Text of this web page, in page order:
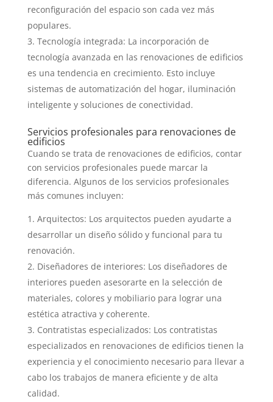
reconfiguración del espacio son cada vez más
populares.
Tecnología integrada: La incorporación de
tecnología avanzada en las renovaciones de edificios
es una tendencia en crecimiento. Esto incluye
sistemas de automatización del hogar, iluminación
inteligente y soluciones de conectividad.
Servicios profesionales para renovaciones de
edificios
Cuando se trata de renovaciones de edificios, contar
con servicios profesionales puede marcar la
diferencia. Algunos de los servicios profesionales
más comunes incluyen:
Arquitectos: Los arquitectos pueden ayudarte a
desarrollar un diseño sólido y funcional para tu
renovación.
Diseñadores de interiores: Los diseñadores de
interiores pueden asesorarte en la selección de
materiales, colores y mobiliario para lograr una
estética atractiva y coherente.
Contratistas especializados: Los contratistas
especializados en renovaciones de edificios tienen la
experiencia y el conocimiento necesario para llevar a
cabo los trabajos de manera eficiente y de alta
calidad.